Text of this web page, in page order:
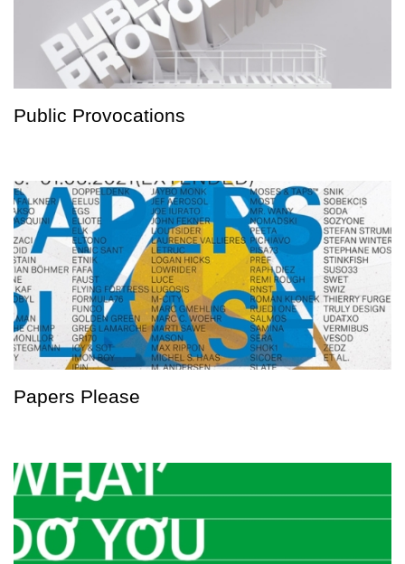
Public Provocations
Papers Please